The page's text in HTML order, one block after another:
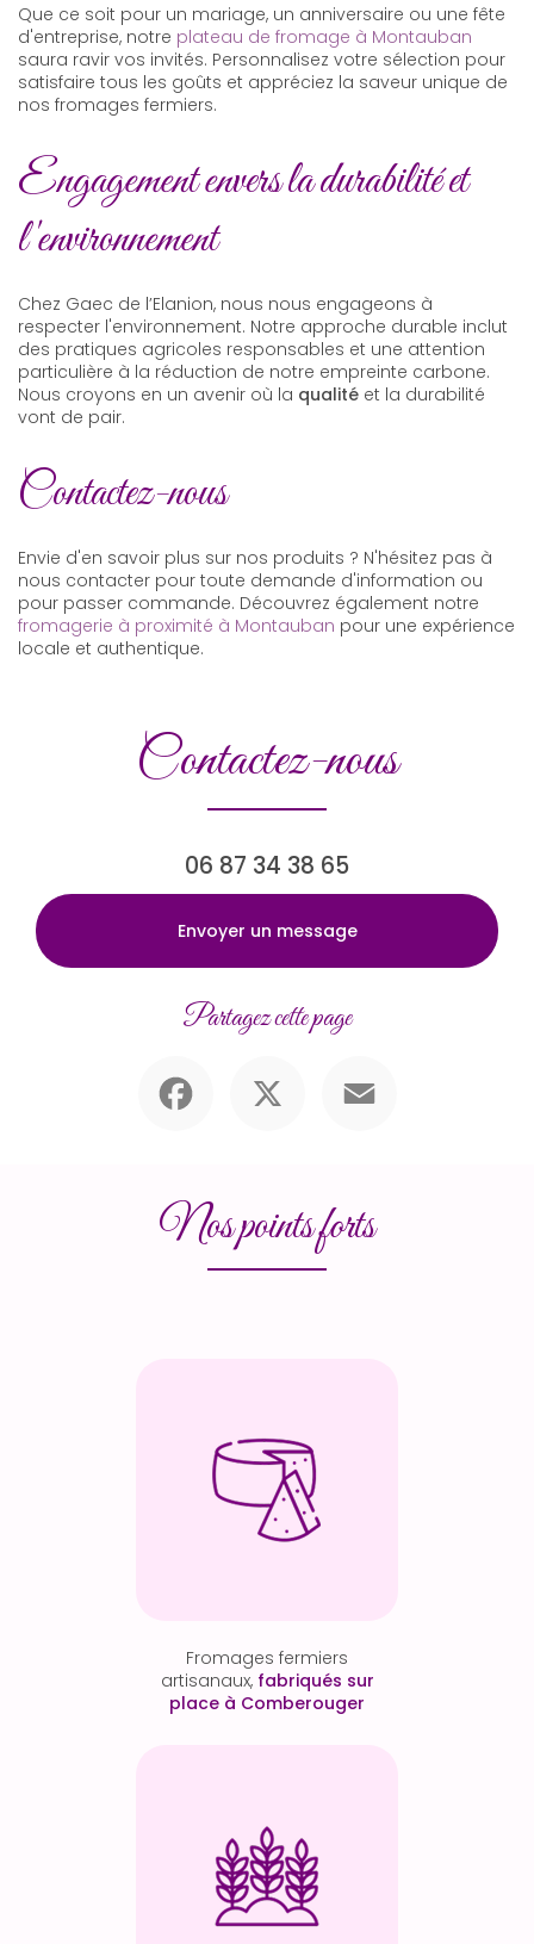
Que ce soit pour un mariage, un anniversaire ou une fête
d'entreprise, notre plateau de fromage à Montauban
saura ravir vos invités. Personnalisez votre sélection pour
satisfaire tous les goûts et appréciez la saveur unique de
nos fromages fermiers.
Engagement envers la durabilité et
l'environnement
Chez Gaec de l’Elanion, nous nous engageons à
respecter l'environnement. Notre approche durable inclut
des pratiques agricoles responsables et une attention
particulière à la réduction de notre empreinte carbone.
Nous croyons en un avenir où la qualité et la durabilité
vont de pair.
Contactez-nous
Envie d'en savoir plus sur nos produits ? N'hésitez pas à
nous contacter pour toute demande d'information ou
pour passer commande. Découvrez également notre
fromagerie à proximité à Montauban pour une expérience
locale et authentique.
Contactez-nous
06 87 34 38 65
Envoyer un message
Partagez cette page
Nos points forts
Fromages fermiers
artisanaux, fabriqués sur
place à Comberouger